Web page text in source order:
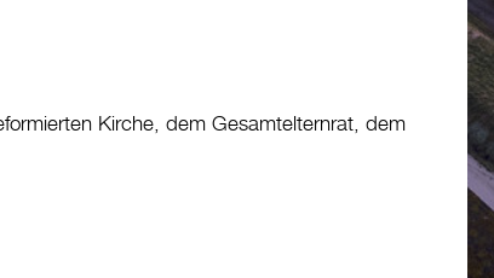
Kirche, dem Gesamtelternrat, dem